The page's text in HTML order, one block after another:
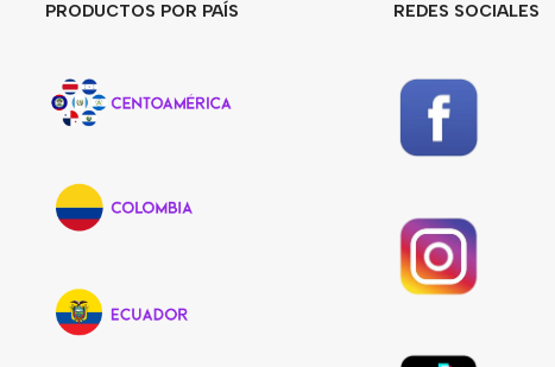
PRODUCTOS POR PAÍS REDES SOCIALES